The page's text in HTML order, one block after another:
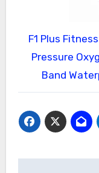
F1 Plus
Pressure
Band